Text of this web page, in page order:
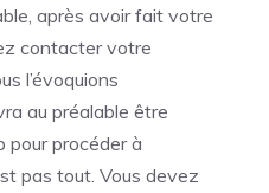
après avoir fait votre
contacter votre
l’évoquions
au préalable être
pour procéder à
pas tout. Vous devez